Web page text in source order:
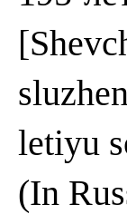
letiyu
(In